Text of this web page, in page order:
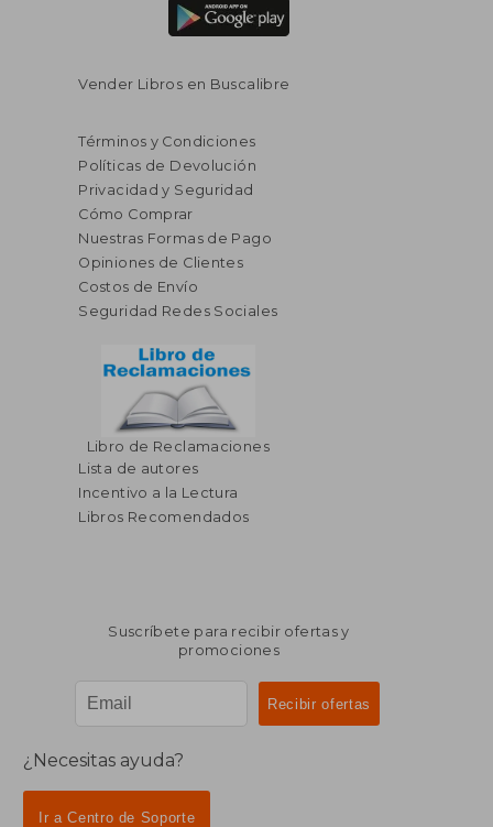
Vender Libros en Buscalibre
Términos y Condiciones
Políticas de Devolución
Privacidad y Seguridad
Cómo Comprar
Nuestras Formas de Pago
Opiniones de Clientes
Costos de Envío
Seguridad Redes Sociales
Libro de Reclamaciones
Lista de autores
Incentivo a la Lectura
Libros Recomendados
Suscríbete para recibir ofertas y
promociones
¿Necesitas ayuda?
Ir a Centro de Soporte